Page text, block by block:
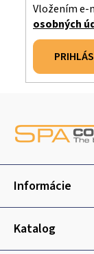
Vložením e-
osobných
ä
i
Informácie
Katalog